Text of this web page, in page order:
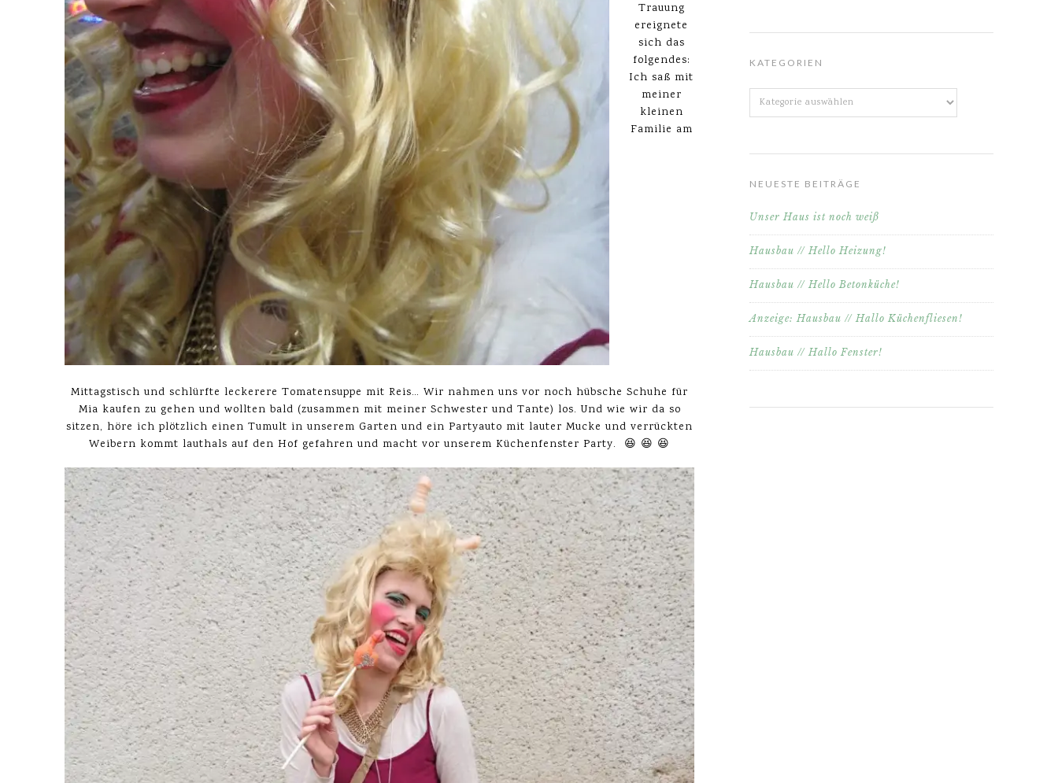
Trauung
ereignete
sich das
folgendes:
Ich saß mit
meiner
kleinen
Familie am
Mittagstisch und schlürfte leckerere Tomatensuppe mit Reis… Wir nahmen uns vor noch hübsche Schuhe für
Mia kaufen zu gehen und wollten bald (zusammen mit meiner Schwester und Tante) los. Und wie wir da so
sitzen, höre ich plötzlich einen Tumult in unserem Garten und ein Partyauto mit lauter Mucke und verrückten
Weibern kommt lauthals auf den Hof gefahren und macht vor unserem Küchenfenster Party. 😆 😆 😆
KATEGORIEN
Kategorien
NEUESTE BEITRÄGE
Unser Haus ist noch weiß
Hausbau // Hello Heizung!
Hausbau // Hello Betonküche!
Anzeige: Hausbau // Hallo Küchenfliesen!
Hausbau // Hallo Fenster!